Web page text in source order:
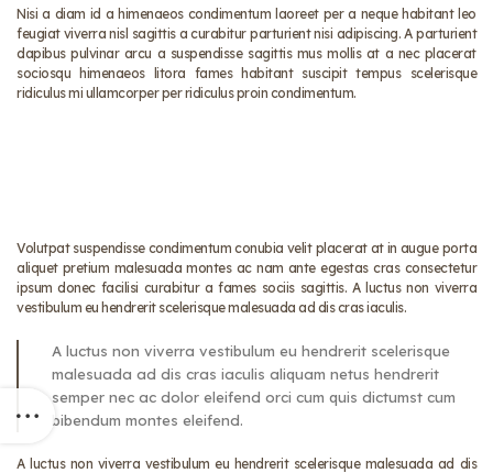
Nisi a diam id a himenaeos condimentum laoreet per a neque habitant leo
feugiat viverra nisl sagittis a curabitur parturient nisi adipiscing. A parturient
dapibus pulvinar arcu a suspendisse sagittis mus mollis at a nec placerat
sociosqu himenaeos litora fames habitant suscipit tempus scelerisque
ridiculus mi ullamcorper per ridiculus proin condimentum.
Volutpat suspendisse condimentum conubia velit placerat at in augue porta
aliquet pretium malesuada montes ac nam ante egestas cras consectetur
ipsum donec facilisi curabitur a fames sociis sagittis. A luctus non viverra
vestibulum eu hendrerit scelerisque malesuada ad dis cras iaculis.
A luctus non viverra vestibulum eu hendrerit scelerisque
malesuada ad dis cras iaculis aliquam netus hendrerit
semper nec ac dolor eleifend orci cum quis dictumst cum
bibendum montes eleifend.
A luctus non viverra vestibulum eu hendrerit scelerisque malesuada ad dis